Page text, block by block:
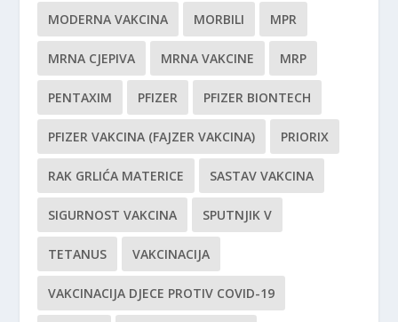
MODERNA VAKCINA MORBILI MPR
MRNA CJEPIVA MRNA VAKCINE MRP
PENTAXIM PFIZER PFIZER BIONTECH
PFIZER VAKCINA (FAJZER VAKCINA) PRIORIX
RAK GRLIĆA MATERICE SASTAV VAKCINA
SIGURNOST VAKCINA SPUTNJIK V
TETANUS VAKCINACIJA
VAKCINACIJA DJECE PROTIV COVID-19